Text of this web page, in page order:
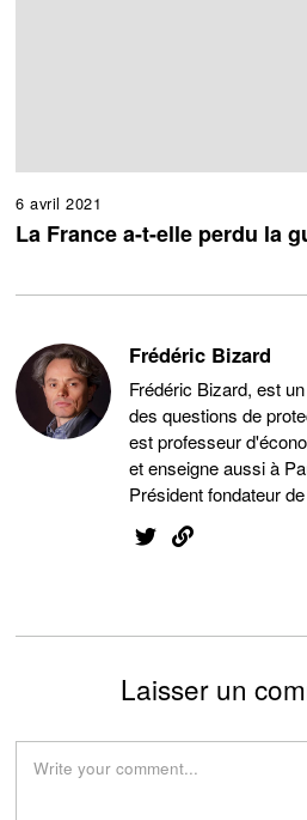
6 avril 2021
La France a-t-elle perdu la
Frédéric Bizard
Frédéric Bizard, est
des questions de
est professeur
et enseigne aussi à
Président fondateur
Laisser un